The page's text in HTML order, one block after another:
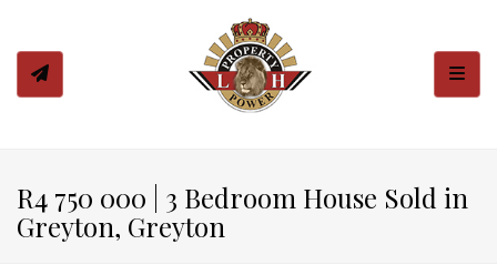
R4 750 000 | 3 Bedroom House Sold in
Greyton, Greyton